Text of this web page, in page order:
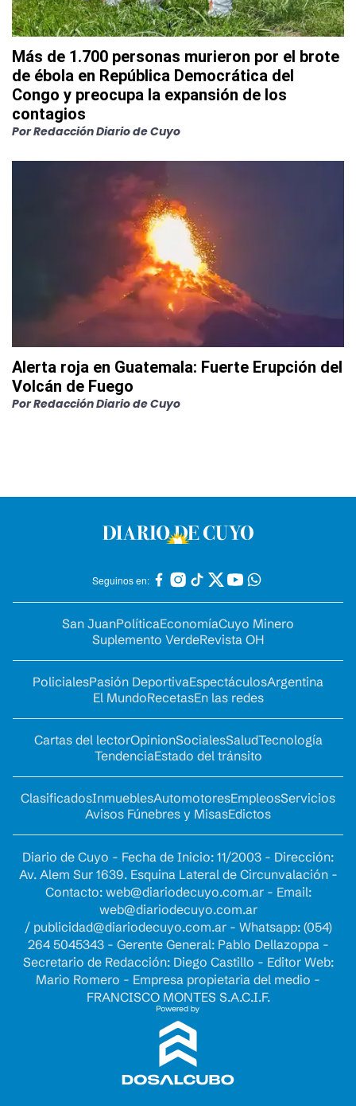
Más de 1.700 personas murieron por el brote
de ébola en República Democrática del
Congo y preocupa la expansión de los
contagios
PorRedacción Diario de Cuyo
Alerta roja en Guatemala: Fuerte Erupción del
Volcán de Fuego
PorRedacción Diario de Cuyo
Seguinos en:
San JuanPolíticaEconomíaCuyo Minero
Suplemento VerdeRevista OH
PolicialesPasión DeportivaEspectáculosArgentina
El MundoRecetasEn las redes
Cartas del lectorOpinionSocialesSaludTecnología
TendenciaEstado del tránsito
ClasificadosInmueblesAutomotoresEmpleosServicios
Avisos Fúnebres y MisasEdictos
Diario de Cuyo - Fecha de Inicio: 11/2003 - Dirección:
Av. Alem Sur 1639. Esquina Lateral de Circunvalación -
Contacto: web@diariodecuyo.com.ar- Email:
web@diariodecuyo.com.ar
/ publicidad@diariodecuyo.com.ar- Whatsapp: (054)
264 5045343 - Gerente General: Pablo Dellazoppa -
Secretario de Redacción: Diego Castillo - Editor Web:
Mario Romero - Empresa propietaria del medio -
FRANCISCO MONTES S.A.C.I.F.